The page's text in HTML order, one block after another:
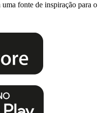
fonte de inspiração para o